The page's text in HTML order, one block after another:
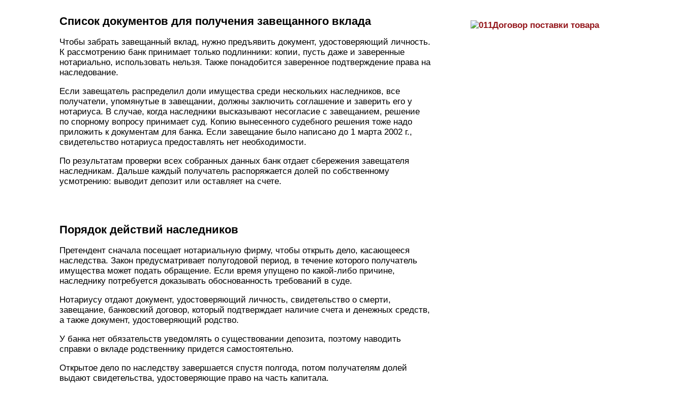
Список документов для получения завещанного вклада
Чтобы забрать завещанный вклад, нужно предъявить документ, удостоверяющий личность.
К рассмотрению банк принимает только подлинники: копии, пусть даже и заверенные
нотариально, использовать нельзя. Также понадобится заверенное подтверждение права на
наследование.
Если завещатель распределил доли имущества среди нескольких наследников, все
получатели, упомянутые в завещании, должны заключить соглашение и заверить его у
нотариуса. В случае, когда наследники высказывают несогласие с завещанием, решение
по спорному вопросу принимает суд. Копию вынесенного судебного решения тоже надо
приложить к документам для банка. Если завещание было написано до 1 марта 2002 г.,
свидетельство нотариуса предоставлять нет необходимости.
По результатам проверки всех собранных данных банк отдает сбережения завещателя
наследникам. Дальше каждый получатель распоряжается долей по собственному
усмотрению: выводит депозит или оставляет на счете.
Порядок действий наследников
Претендент сначала посещает нотариальную фирму, чтобы открыть дело, касающееся
наследства. Закон предусматривает полугодовой период, в течение которого получатель
имущества может подать обращение. Если время упущено по какой-либо причине,
наследнику потребуется доказывать обоснованность требований в суде.
Нотариусу отдают документ, удостоверяющий личность, свидетельство о смерти,
завещание, банковский договор, который подтверждает наличие счета и денежных средств,
а также документ, удостоверяющий родство.
У банка нет обязательств уведомлять о существовании депозита, поэтому наводить
справки о вкладе родственнику придется самостоятельно.
Открытое дело по наследству завершается спустя полгода, потом получателям долей
выдают свидетельства, удостоверяющие право на часть капитала.
Договор поставки товара